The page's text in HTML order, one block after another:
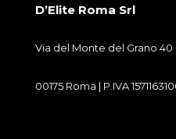
D’Elite Roma Srl
Via del Monte del Grano 40
00175 Roma | P.IVA